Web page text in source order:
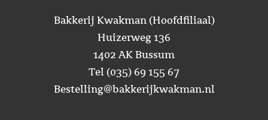
Bakkerij Kwakman (Hoofdfiliaal)
Huizerweg 136
1402 AK Bussum
Tel (035) 69 155 67
Bestelling@bakkerijkwakman.nl